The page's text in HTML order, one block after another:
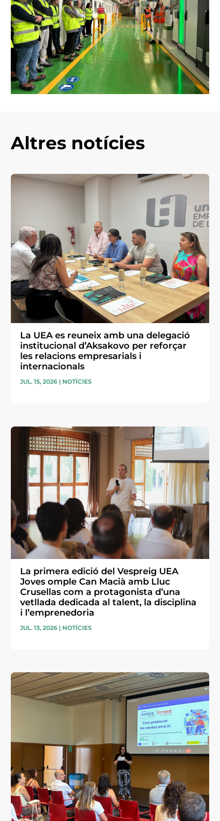
Altres notícies
La UEA es reuneix amb una delegació
institucional d’Aksakovo per reforçar
les relacions empresarials i
internacionals
JUL. 15, 2026 | NOTÍCIES
La primera edició del Vespreig UEA
Joves omple Can Macià amb Lluc
Crusellas com a protagonista d’una
vetllada dedicada al talent, la disciplina
i l’emprenedoria
JUL. 13, 2026 | NOTÍCIES